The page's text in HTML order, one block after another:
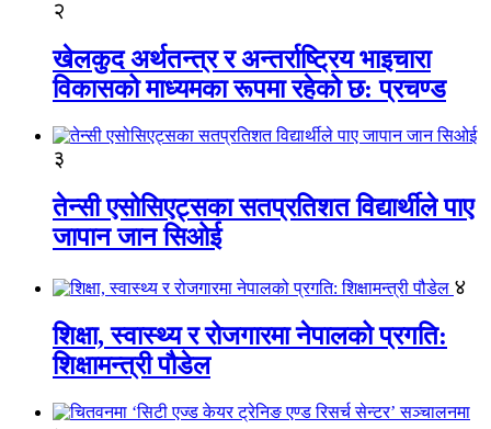
२
खेलकुद अर्थतन्त्र र अन्तर्राष्ट्रिय भाइचारा
विकासको माध्यमका रूपमा रहेको छ: प्रचण्ड
३
तेन्सी एसोसिएट्सका सतप्रतिशत विद्यार्थीले पाए
जापान जान सिओई
४
शिक्षा, स्वास्थ्य र रोजगारमा नेपालको प्रगति:
शिक्षामन्त्री पौडेल